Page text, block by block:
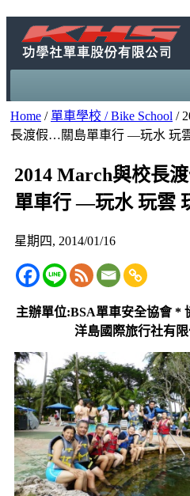
Home / 單車學校 / Bike School /
長渡假…關島單車行 —玩水 玩
2014 March與校長
單車行 —玩水 玩雲
星期四, 2014/01/16
主辦單位:BSA單車安全協會 *
洋島國際旅行社有限